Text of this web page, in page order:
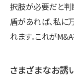
択肢が必要だと判
盾があれば、私に
れます。これが
さまざまなお誘